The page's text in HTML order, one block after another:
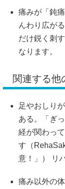
痛みが「鈍
んわり広が
だけ鋭く刺
なります。
関連する他
足やおしり
ある。「ぎ
経が関わっ
す（
意！」）
リ
痛み以外の